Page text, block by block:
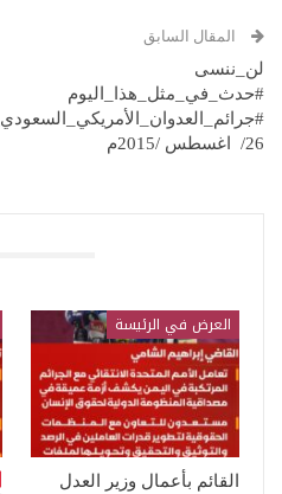
المقال السابق
لن_ننسى
#حدث_في_مثل_هذا_اليوم
26/ اغسطس /2015م
العرض في الرئيسة
القائم بأعمال وزير العدل